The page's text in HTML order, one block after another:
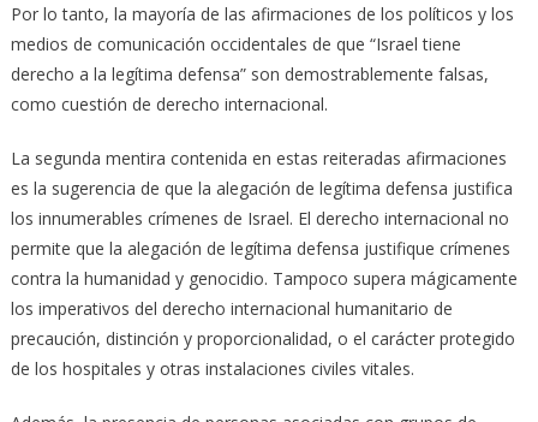
Por lo tanto, la mayoría de las afirmaciones de los políticos y los
medios de comunicación occidentales de que “Israel tiene
derecho a la legítima defensa” son demostrablemente falsas,
como cuestión de derecho internacional.
La segunda mentira contenida en estas reiteradas afirmaciones
es la sugerencia de que la alegación de legítima defensa justifica
los innumerables crímenes de Israel. El derecho internacional no
permite que la alegación de legítima defensa justifique crímenes
contra la humanidad y genocidio. Tampoco supera mágicamente
los imperativos del derecho internacional humanitario de
precaución, distinción y proporcionalidad, o el carácter protegido
de los hospitales y otras instalaciones civiles vitales.